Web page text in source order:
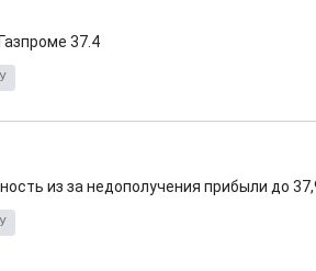
37.4
из за недополучения прибыли до